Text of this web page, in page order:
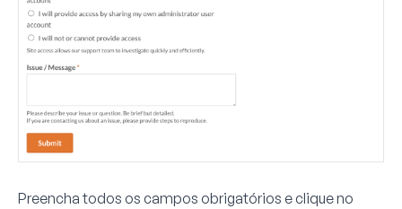
Preencha todos os campos obrigatórios e clique no